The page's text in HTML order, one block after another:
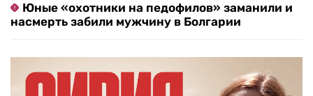
Юные «охотники на педофилов» заманили и
насмерть забили мужчину в Болгарии